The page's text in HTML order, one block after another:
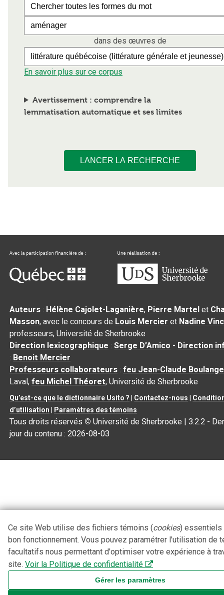
dans des œuvres de
En savoir plus sur ce corpus
Avertissement : comprendre la
lemmatisation automatique et ses limites
LANCER LA RECHERCHE
Auteurs : Hélène Cajolet-Laganière, Pierre Martel et
Masson, avec le concours de Louis Mercier et Nadine
professeurs, Université de Sherbrooke
Direction lexicographique :Serge D’Amico - Direction
: Benoit Mercier
Professeurs collaborateurs :feu Jean-Claude
Laval,feu Michel Théoret, Université de Sherbrooke
Qu’est-ce que le dictionnaire Usito ? Contactez-nous
d’utilisation
Paramètres des témoins
Tous droits réservés © Université de Sherbrooke |3.2.2 -
jour du contenu :2026-08-03
Ce site Web utilise des fichiers témoins (cookies) essentiels
bon fonctionnement. Vous pouvez paramétrer l'utilisation de
facultatifs nous permettant d'optimiser votre expérience à
site. Voir la Politique de confidentialité
Gérer les paramètres